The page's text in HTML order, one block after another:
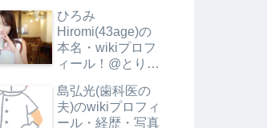
ひろみ
Hiromi(43age)の
本名・wikiプロフ
ィール！@とりご
係は？
島弘光(歯科医の
夫)のwikiプロフィ
ール・経歴・写真